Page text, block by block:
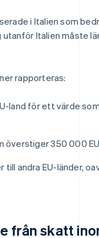
i Italien som
Italien måste
rapporteras:
land för ett värde
överstiger 350 000
till andra EU-länder,
från skatt